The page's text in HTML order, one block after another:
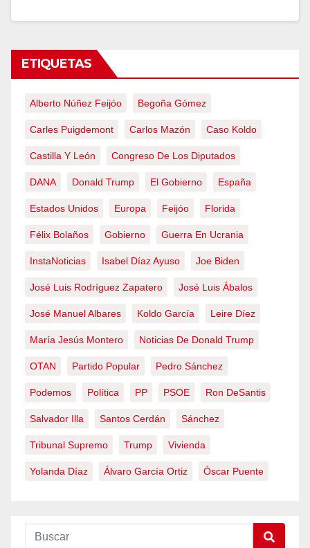
ETIQUETAS
Alberto Núñez Feijóo Begoña Gómez
Carles Puigdemont Carlos Mazón Caso Koldo
Castilla Y León Congreso De Los Diputados
DANA Donald Trump El Gobierno España
Estados Unidos Europa Feijóo Florida
Félix Bolaños Gobierno Guerra En Ucrania
InstaNoticias Isabel Díaz Ayuso Joe Biden
José Luis Rodríguez Zapatero José Luis Ábalos
José Manuel Albares Koldo García Leire Díez
María Jesús Montero Noticias De Donald Trump
OTAN Partido Popular Pedro Sánchez
Podemos Política PP PSOE Ron DeSantis
Salvador Illa Santos Cerdán Sánchez
Tribunal Supremo Trump Vivienda
Yolanda Díaz Álvaro García Ortiz Óscar Puente